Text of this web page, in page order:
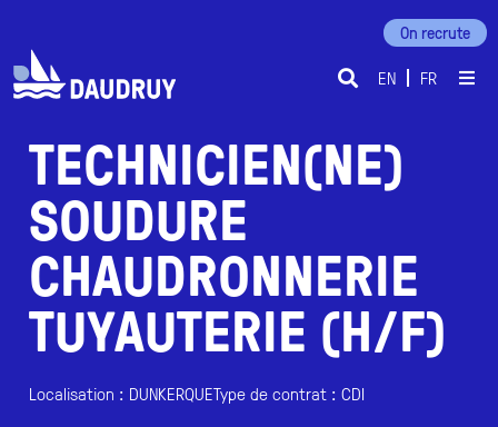
EN FR
On recrute
TECHNICIEN(NE)
SOUDURE
CHAUDRONNERIE
TUYAUTERIE (H/F)
Localisation : DUNKERQUEType de contrat : CDI